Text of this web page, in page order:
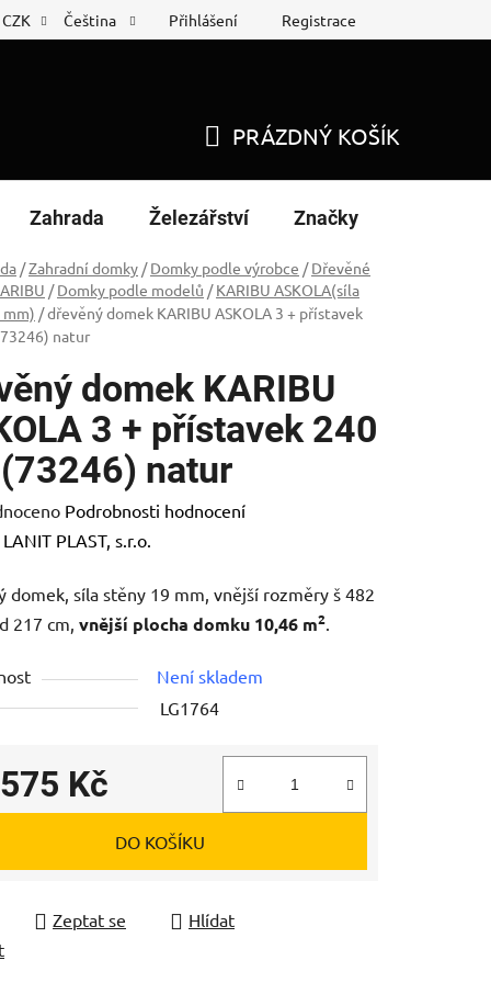
list Nákup na splátky
CZK Čeština Přihlášení Registrace
KOŠÍK
PRÁZDNÝ KOŠÍK
Zahrada Železářství Značky
/Zahradní domky / Domky podle výrobce / Dřevěné
/ Domky podle modelů / KARIBU ASKOLA(síla
/dřevěný domek KARIBU ASKOLA 3 + přístavek
natur
domek KARIBU
3 + přístavek 240
natur
Podrobnosti hodnocení
LANIT PLAST, s.r.o.
domek, síla stěny 19 mm, vnější rozměry š 482
217 cm, vnější plocha domku 10,46 m2.
Není skladem
LG1764
Kč
cena:
DO KOŠÍKU
Zeptat se
Hlídat